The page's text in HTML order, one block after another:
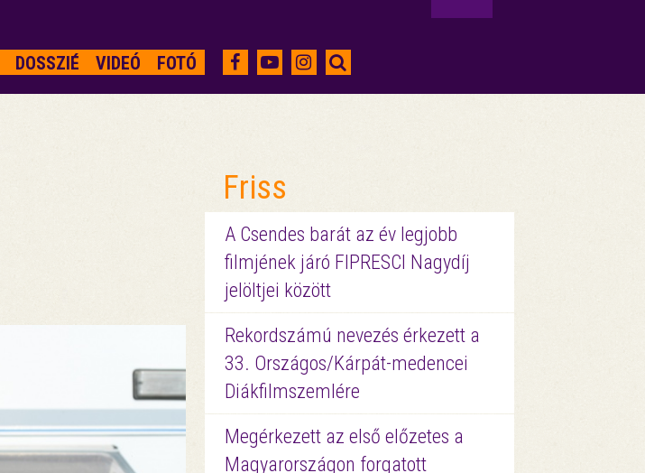
DOSSZIÉ VIDEÓ FOTÓ
Friss
A Csendes barát az év legjobb
filmjének járó FIPRESCI Nagydíj
jelöltjei között
Rekordszámú nevezés érkezett a
33. Országos/Kárpát-medencei
Diákfilmszemlére
Megérkezett az első előzetes a
Magyarországon forgatott